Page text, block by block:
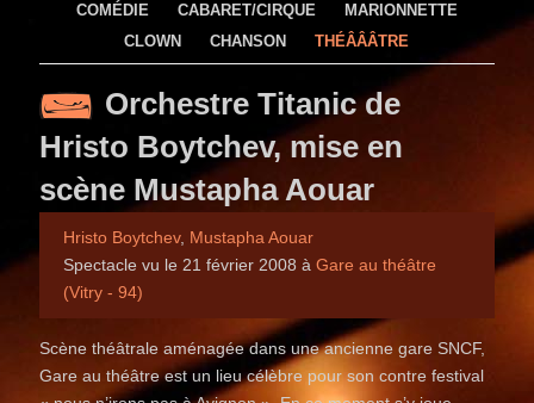
COMÉDIE
CABARET/CIRQUE
MARIONNETTE
CLOWN
CHANSON THÉÂÂÂTRE
Orchestre Titanic de
Hristo Boytchev, mise en
scène Mustapha Aouar
Hristo Boytchev, Mustapha Aouar
Spectacle vu le 21 février 2008 àGare au théâtre
(Vitry - 94)
Scène théâtrale aménagée dans une ancienne gare SNCF,
Gare au théâtre est un lieu célèbre pour son contre festival